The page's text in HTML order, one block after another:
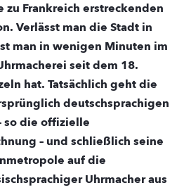
zu Frankreich erstreckenden
Verlässt man die Stadt in
man in wenigen Minuten im
seit dem 18.
hat. Tatsächlich geht die
deutschsprachigen
so die offizielle
– und schließlich seine
auf die
Uhrmacher aus